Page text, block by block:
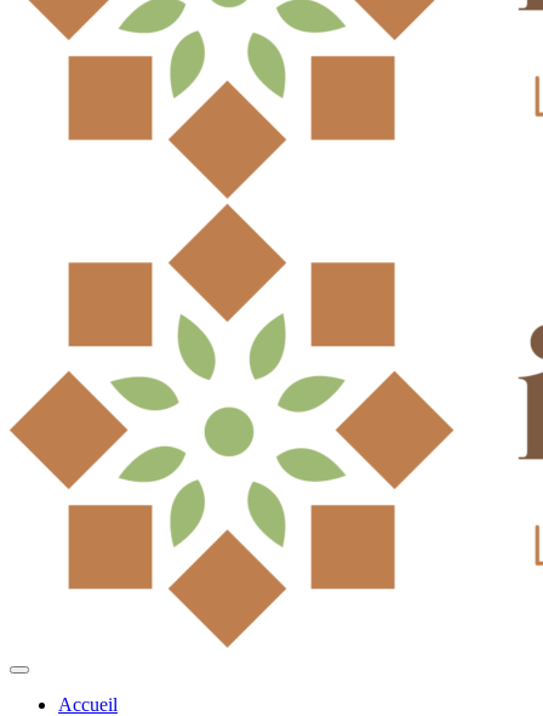
Accueil